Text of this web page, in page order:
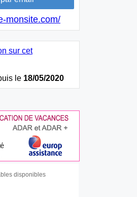
monsite.com/
sur cet
le 18/05/2020
disponibles